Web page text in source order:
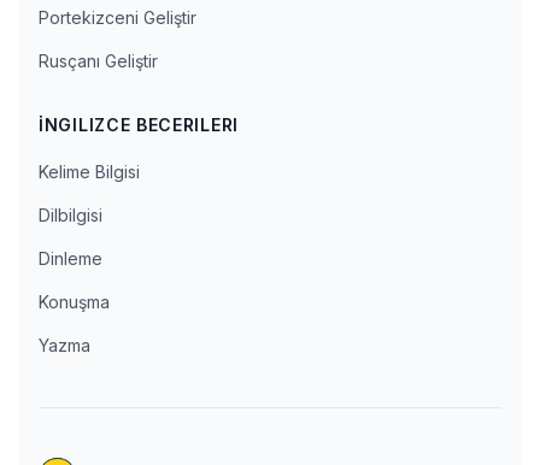
Portekizceni Geliştir
Rusçanı Geliştir
İNGILIZCE BECERILERI
Kelime Bilgisi
Dilbilgisi
Dinleme
Konuşma
Yazma